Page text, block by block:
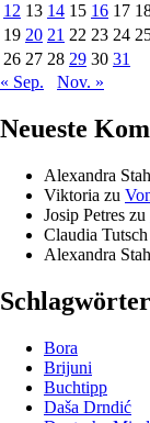
12 13 14 15 16 17
19 20 21 22 23 24
26 27 28 29 30 31
« Sep.
Nov. »
Neueste
Alexandra
Viktoria zu
Josip Petres zu
Claudia Tutsch
Alexandra
Schlagwörter
Bora
Brijuni
Buchtipp
Daša Drndić